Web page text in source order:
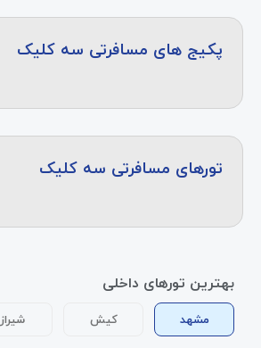
پکیج های مسافرتی سه کلیک
تورهای مسافرتی سه کلیک
بهترین تورهای داخلی
مشهد کیش شیراز